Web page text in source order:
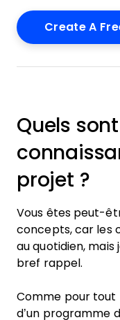
Quels
projet ?
Vous êtes peut-
concepts, car les
au quotidien,
bref rappel.
Comme pour tout
d’un programme